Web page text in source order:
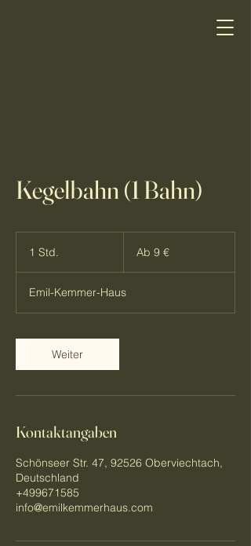
Kegelbahn (1 Bahn)
1 Std.
d
EuroAb 9 €
Emil-Kemmer-Haus
Weiter
Kontaktangaben
Schönseer Str. 47, 92526 Oberviechtach,
Deutschland
+499671585
info@emilkemmerhaus.com